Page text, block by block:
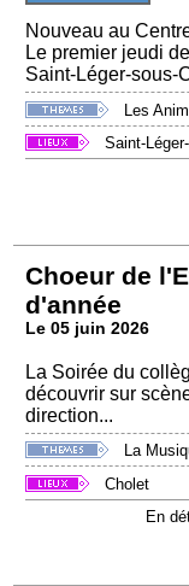
Nouveau au
Le premier jeudi
Saint-Léger-sous-
Les
Saint-
Choeur de
d'année
Le 05 juin 2026
La Soirée du
découvrir sur
direction...
La
Cholet
En